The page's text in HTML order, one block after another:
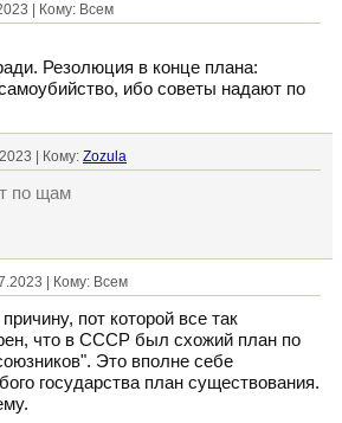
| Кому: Всем
Резолюция в конце плана:
ибо советы надают по
| Кому: Zozula
по щам
| Кому: Всем
пот которой все так
что в СССР был схожий план по
Это вполне себе
государства план существования.